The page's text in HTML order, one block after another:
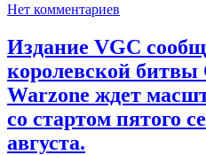
Нет комментариев
Издание VGC
королевской
Warzone ждет
со стартом пятого
августа.